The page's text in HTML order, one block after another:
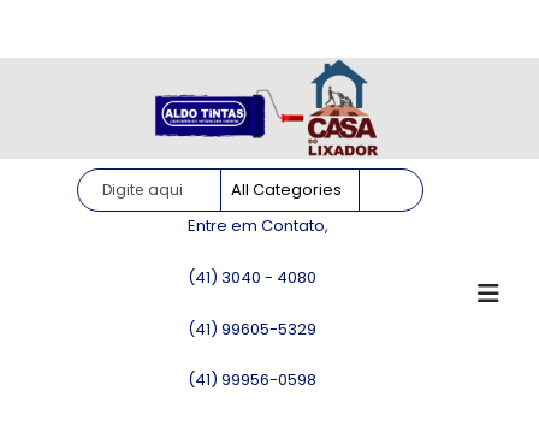
Entre em Contato,
(41) 3040 - 4080
(41) 99605-5329
(41) 99956-0598